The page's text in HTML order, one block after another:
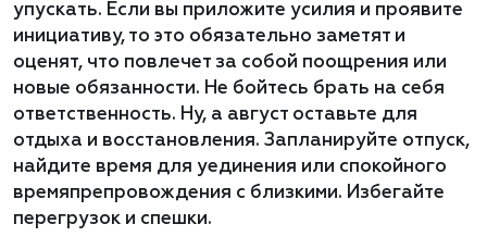
упускать. Если вы приложите усилия и проявите
инициативу, то это обязательно заметят и
оценят, что повлечет за собой поощрения или
новые обязанности. Не бойтесь брать на себя
ответственность. Ну, а август оставьте для
отдыха и восстановления. Запланируйте отпуск,
найдите время для уединения или спокойного
времяпрепровождения с близкими. Избегайте
перегрузок и спешки.